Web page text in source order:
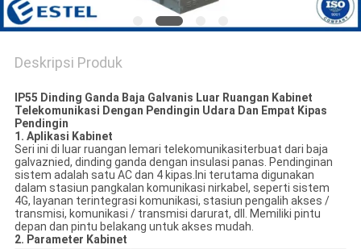
Deskripsi Produk
IP55 Dinding Ganda Baja Galvanis Luar Ruangan Kabinet
Telekomunikasi Dengan Pendingin Udara Dan Empat Kipas
Pendingin
1. Aplikasi Kabinet
Seri ini di luar ruangan lemari telekomunikasiterbuat dari baja
galvaznied, dinding ganda dengan insulasi panas. Pendinginan
sistem adalah satu AC dan 4 kipas.Ini terutama digunakan
dalam stasiun pangkalan komunikasi nirkabel, seperti sistem
4G, layanan terintegrasi komunikasi, stasiun pengalih akses /
transmisi, komunikasi / transmisi darurat, dll. Memiliki pintu
depan dan pintu belakang untuk akses mudah.
2. Parameter Kabinet